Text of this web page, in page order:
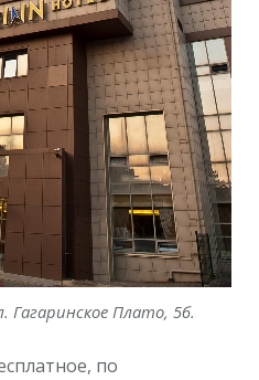
Гагаринское Плато, 5б.
по